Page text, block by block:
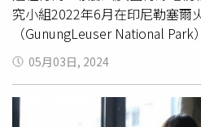
究小組2022年6月在印尼勒塞爾
（GunungLeuser National
這隻名為拉庫斯（Rakus）的雄
咬碎一種攀爬植物的葉子，然
上。拉庫斯不僅使用汁液，後
過程持續相當長的時間，判定牠
05月03日, 2024